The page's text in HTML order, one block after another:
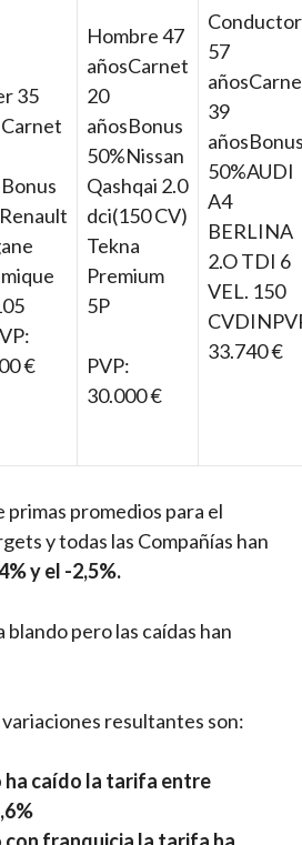
35
€
Hombre 47
añosCarnet
20
añosBonus
50%Nissan
Qashqai 2.0
dci(150 CV)
Tekna
Premium
5P
PVP:
30.000 €
Conductor
57
39
50%AUDI
A4
BERLINA
2.O TDI 6
VEL. 150
33.740 €
primas promedios para el
y todas las Compañías han
y el -2,5%.
pero las caídas han
variaciones resultantes son:
ha caído la tarifa entre